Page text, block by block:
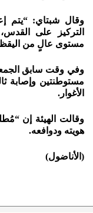
وقال شبتاي: “يتم
التركيز على
مستوى عالٍ من
وفي وقت سابق
مستوطنتين وإصابة
الأغوار.
وقالت الهيئة إن
هويته ودوافعه.
(الأناضول)